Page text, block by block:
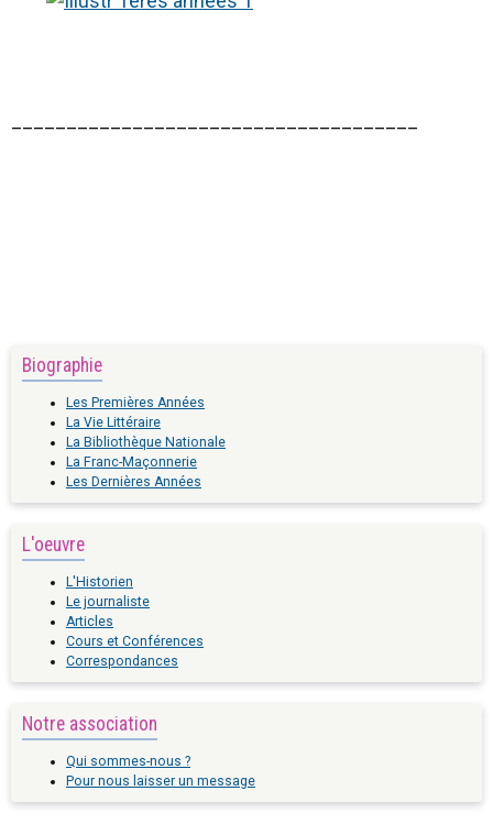
Biographie
Les Premières Années
La Vie Littéraire
La Bibliothèque Nationale
La Franc-Maçonnerie
Les Dernières Années
L'oeuvre
L'Historien
Le journaliste
Articles
Cours et Conférences
Correspondances
Notre association
Qui sommes-nous ?
Pour nous laisser un message